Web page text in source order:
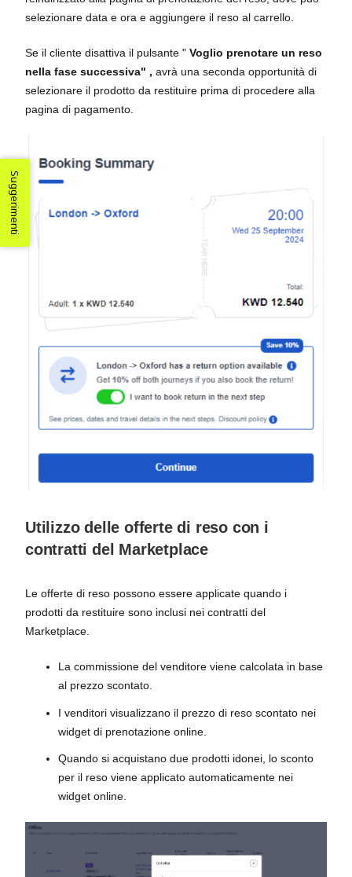
selezionare data e ora e aggiungere il reso al carrello.
Se il cliente disattiva il pulsante " Voglio prenotare un reso
nella fase successiva" , avrà una seconda opportunità di
selezionare il prodotto da restituire prima di procedere alla
pagina di pagamento.
Utilizzo delle offerte di reso con i
contratti del Marketplace
Le offerte di reso possono essere applicate quando i
prodotti da restituire sono inclusi nei contratti del
Marketplace.
La commissione del venditore viene calcolata in base
al prezzo scontato.
I venditori visualizzano il prezzo di reso scontato nei
widget di prenotazione online.
Quando si acquistano due prodotti idonei, lo sconto
per il reso viene applicato automaticamente nei
widget online.
Suggerimenti